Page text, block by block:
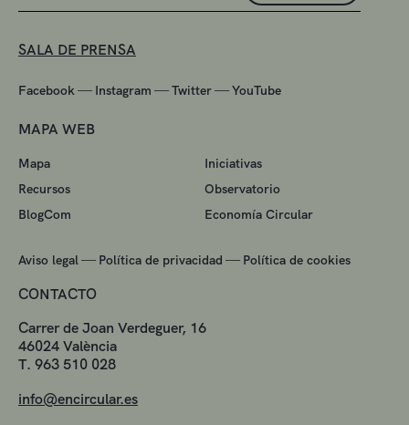
SALA DE PRENSA
Facebook — Instagram —Twitter—YouTube
MAPA WEB
Mapa
Iniciativas
Recursos
Observatorio
BlogCom
Economía Circular
Aviso legal — Política de privacidad — Política de cookies
CONTACTO
Carrer de Joan Verdeguer, 16
46024 València
T. 963 510 028
info@encircular.es